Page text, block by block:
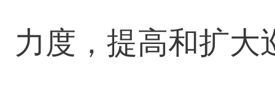
力度，提高和扩大